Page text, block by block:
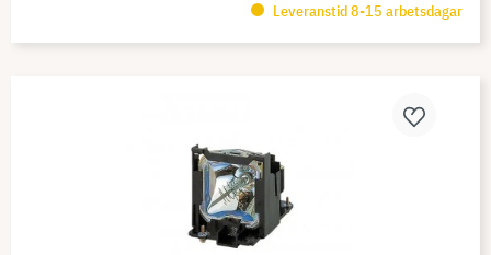
Leveranstid 8-15 arbetsdagar